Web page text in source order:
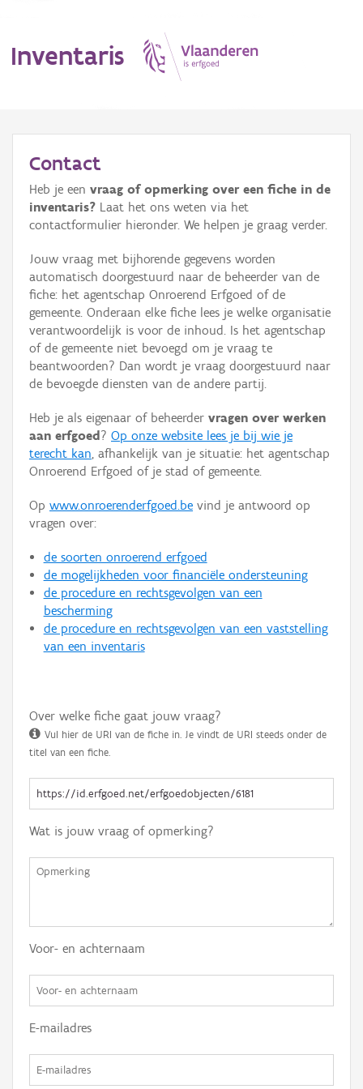
Inventaris
Erfgoedobject
Aanduidingsobject
Waarneming
Thema
Gebeurtenis
Persoon of collectief
Hergebruik
Aanmelden
Contact
Heb je een vraag of opmerking over een fiche in de
inventaris? Laat het ons weten via het
contactformulier hieronder. We helpen je graag verder.
Jouw vraag met bijhorende gegevens worden
automatisch doorgestuurd naar de beheerder van de
fiche: het agentschap Onroerend Erfgoed of de
gemeente. Onderaan elke fiche lees je welke organisatie
verantwoordelijk is voor de inhoud. Is het agentschap
of de gemeente niet bevoegd om je vraag te
beantwoorden? Dan wordt je vraag doorgestuurd naar
de bevoegde diensten van de andere partij.
Heb je als eigenaar of beheerder vragen over werken
aan erfgoed ? Op onze website lees je bij wie je
terecht kan, afhankelijk van je situatie: het agentschap
Onroerend Erfgoed of je stad of gemeente.
Op www.onroerenderfgoed.be vind je antwoord op
vragen over:
de soorten onroerend erfgoed
de mogelijkheden voor financiële ondersteuning
de procedure en rechtsgevolgen van een
bescherming
de procedure en rechtsgevolgen van een vaststelling
van een inventaris
Over welke fiche gaat jouw vraag?
Vul hier de URI van de fiche in. Je vindt de URI steeds onder de
titel van een fiche.
Wat is jouw vraag of opmerking?
Voor- en achternaam
E-mailadres